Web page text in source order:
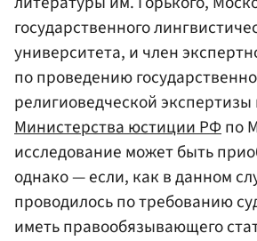
государственного
университета, и член
по проведению
религиоведческой
Министерства юстиции РФпо
исследование может быть
однако — если, как в данном
проводилось по требованию
иметь правообязывающего